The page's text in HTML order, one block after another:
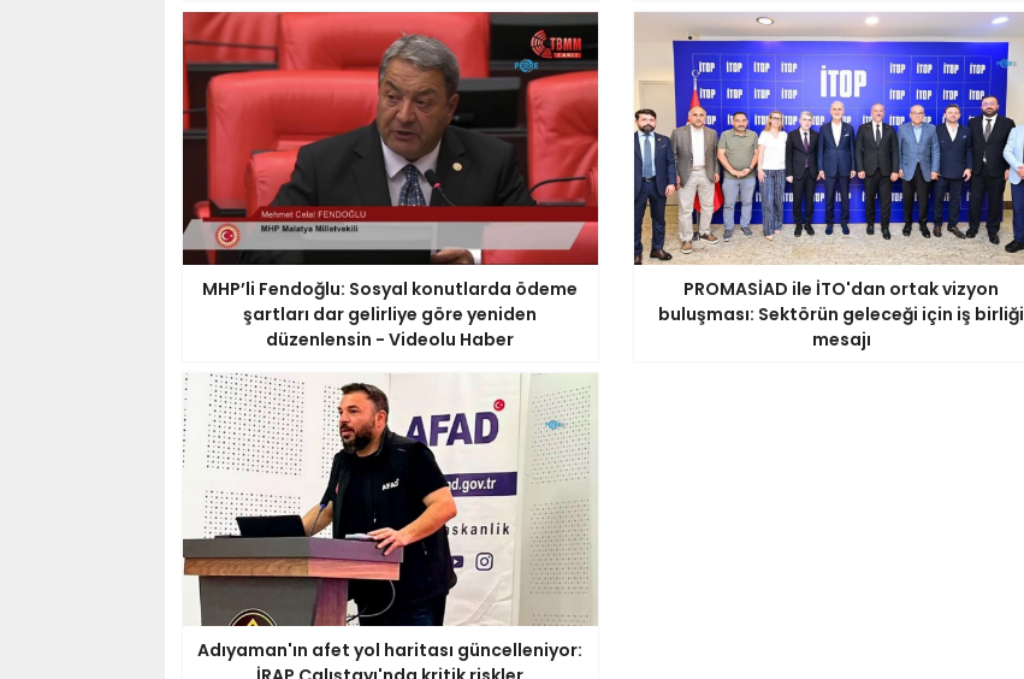
MHP’li Fendoğlu: Sosyal konutlarda ödeme
şartları dar gelirliye göre yeniden
düzenlensin - Videolu Haber
PROMASİAD ile İTO'dan ortak vizyon
buluşması: Sektörün geleceği için iş birliği
mesajı
Adıyaman'ın afet yol haritası güncelleniyor: